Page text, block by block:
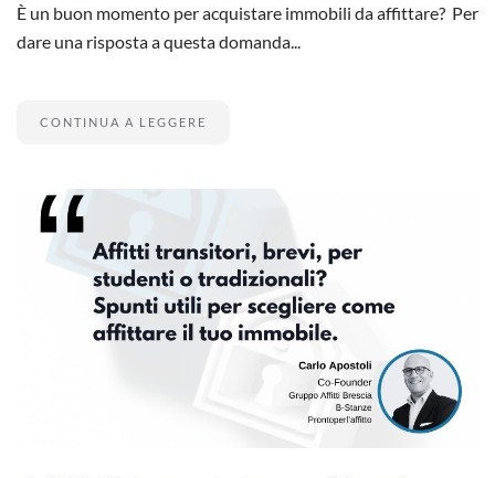
È un buon momento per acquistare immobili da affittare? Per
dare una risposta a questa domanda...
CONTINUA A LEGGERE